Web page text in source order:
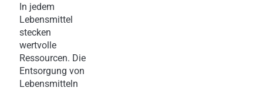
In jedem
Lebensmittel
stecken
wertvolle
Ressourcen. Die
Entsorgung von
Lebensmitteln